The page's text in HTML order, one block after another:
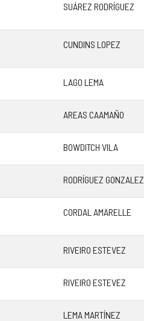
SUÁREZ RODRÍGUEZ
CUNDINS LOPEZ
LAGO LEMA
AREAS CAAMAÑO
BOWDITCH VILA
RODRÍGUEZ GONZALEZ
CORDAL AMARELLE
RIVEIRO ESTEVEZ
RIVEIRO ESTEVEZ
LEMA MARTÍNEZ